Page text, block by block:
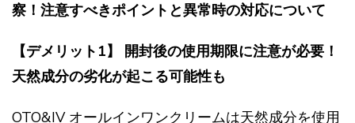
察！注意すべきポイントと異常時の対応について
【デメリット1】 開封後の使用期限に注意が必要！
天然成分の劣化が起こる可能性も
OTO&IV オールインワンクリームは天然成分を使用